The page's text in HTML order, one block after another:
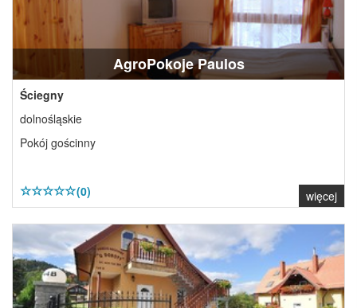
AgroPokoje Paulos
Ściegny
dolnośląskie
Pokój gościnny
(0) więcej